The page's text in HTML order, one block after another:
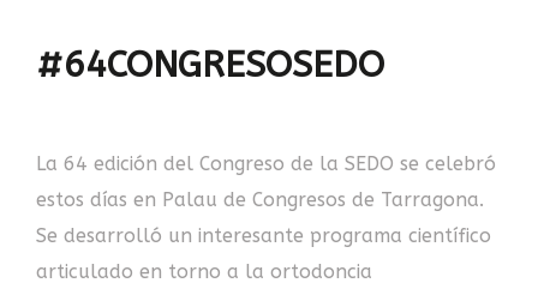
#64CONGRESOSEDO
La 64 edición del Congreso de la SEDO se celebró
estos días en Palau de Congresos de Tarragona.
Se desarrolló un interesante programa científico
articulado en torno a la ortodoncia